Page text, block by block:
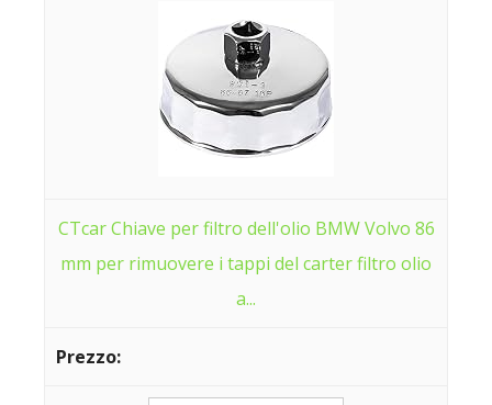
CTcar Chiave per filtro dell'olio BMW Volvo 86
mm per rimuovere i tappi del carter filtro olio
a...